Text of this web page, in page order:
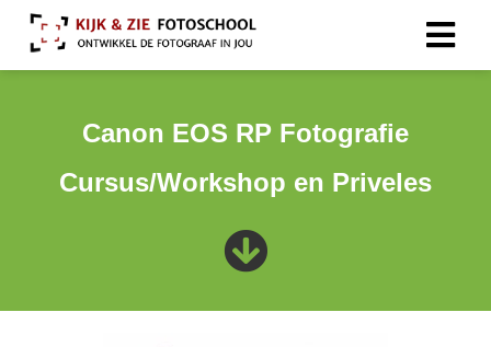
Canon EOS RP Fotografie
Cursus/Workshop en Priveles